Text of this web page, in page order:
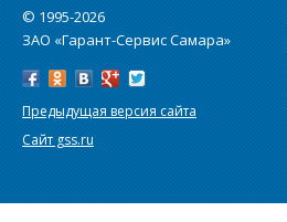
© 1995-2026
ЗАО «Гарант-Сервис Самара»
Предыдущая версия сайта
Сайт gss.ru